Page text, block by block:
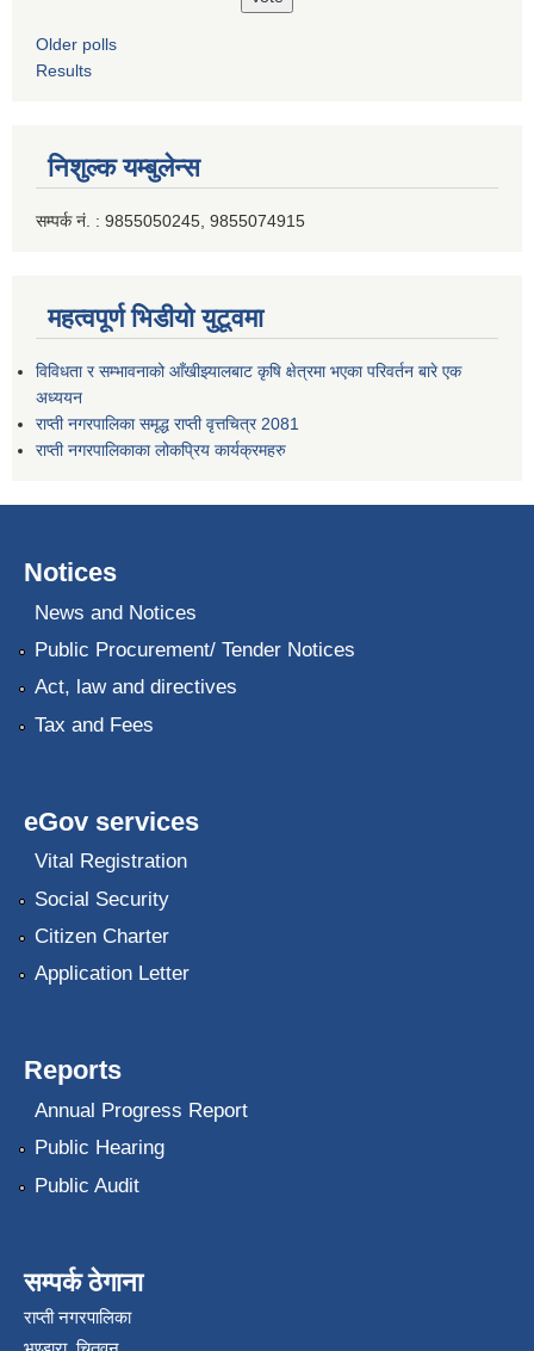
Older polls
Results
निशुल्क यम्बुलेन्स
सम्पर्क नं. : 9855050245, 9855074915
महत्वपूर्ण भिडीयो युटूवमा
विविधता र सम्भावनाको आँखीझ्यालबाट कृषि क्षेत्रमा भएका परिवर्तन बारे एक
अध्ययन
राप्ती नगरपालिका समृद्ध राप्ती वृत्तचित्र 2081
राप्ती नगरपालिकाका लोकप्रिय कार्यक्रमहरु
Notices
News and Notices
Public Procurement/ Tender Notices
Act, law and directives
Tax and Fees
eGov services
Vital Registration
Social Security
Citizen Charter
Application Letter
Reports
Annual Progress Report
Public Hearing
Public Audit
सम्पर्क ठेगाना
राप्ती नगरपालिका